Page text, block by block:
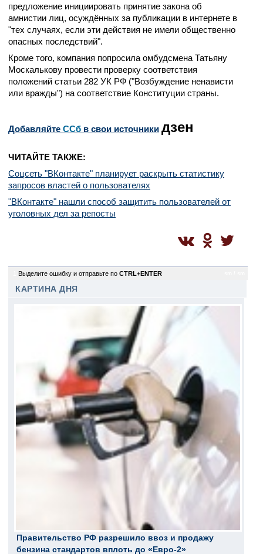
предложение инициировать принятие закона об
амнистии лиц, осуждённых за публикации в интернете в
"тех случаях, если эти действия не имели общественно
опасных последствий".
Кроме того, компания попросила омбудсмена Татьяну
Москалькову провести проверку соответствия
положений статьи 282 УК РФ ("Возбуждение ненависти
или вражды") на соответствие Конституции страны.
Добавляйте CСб в свои источники дзен
ЧИТАЙТЕ ТАКЖЕ:
Соцсеть "ВКонтакте" планирует раскрыть статистику
запросов властей о пользователях
"ВКонтакте" нашли способ защитить пользователей от
уголовных дел за репосты
Выделите ошибку и отправьте по CTRL+ENTER
КАРТИНА ДНЯ
Правительство РФ разрешило ввоз и продажу
бензина стандартов вплоть до «Евро-2»